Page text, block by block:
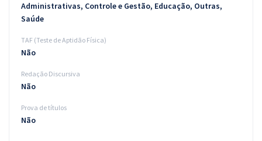
Administrativas, Controle e Gestão, Educação, Outras,
Saúde
TAF (Teste de Aptidão Física)
Não
Redação Discursiva
Não
Prova de títulos
Não